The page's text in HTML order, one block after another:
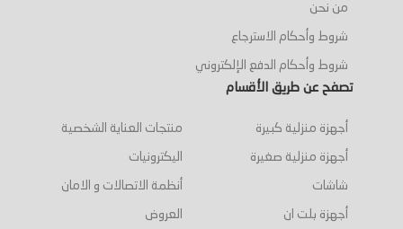
من نحن
شروط وأحكام الاسترجاع
شروط وأحكام الدفع الإلكتروني
تصفح عن طريق الأقسام
أجهزة منزلية كبيرة
أجهزة منزلية صغيرة
شاشات
أجهزة بلت ان
منتجات العناية الشخصية
اليكترونيات
أنظمة الاتصالات و الامان
العروض